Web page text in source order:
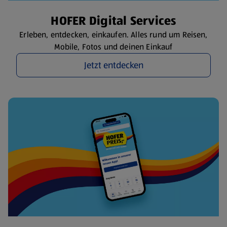
HOFER Digital Services
Erleben, entdecken, einkaufen. Alles rund um Reisen,
Mobile, Fotos und deinen Einkauf
Jetzt entdecken